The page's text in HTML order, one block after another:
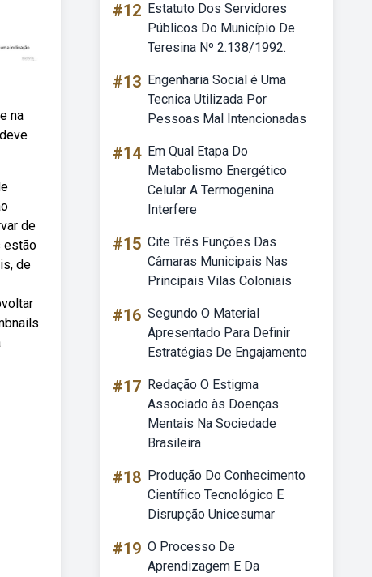
na
de
estão
de
#12 Estatuto Dos Servidores
Públicos Do Município De
Teresina Nº 2.138/1992.
#13 Engenharia Social é Uma
Tecnica Utilizada Por
Pessoas Mal Intencionadas
#14 Em Qual Etapa Do
Metabolismo Energético
Celular A Termogenina
Interfere
#15 Cite Três Funções Das
Câmaras Municipais Nas
Principais Vilas Coloniais
#16 Segundo O Material
Apresentado Para Definir
Estratégias De Engajamento
#17 Redação O Estigma
Associado às Doenças
Mentais Na Sociedade
Brasileira
#18 Produção Do Conhecimento
Científico Tecnológico E
Disrupção Unicesumar
#19 O Processo De
Aprendizagem E Da